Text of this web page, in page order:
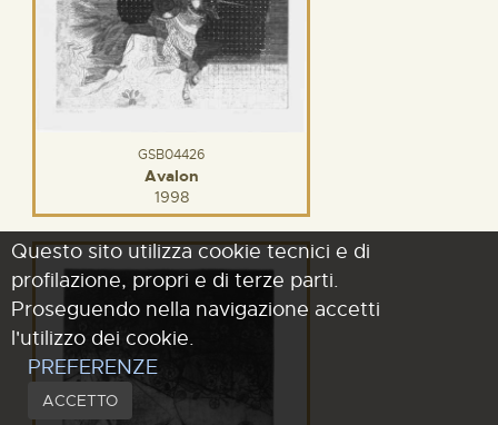
GSB04426
Avalon
1998
Questo sito utilizza cookie tecnici e di
profilazione, propri e di terze parti.
Proseguendo nella navigazione accetti
l'utilizzo dei cookie.
PREFERENZE
ACCETTO